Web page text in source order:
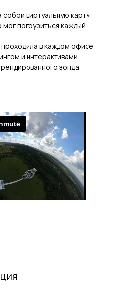
виртуальную карту
мог погрузиться каждый.
в каждом офисе
и интерактивами.
зонда